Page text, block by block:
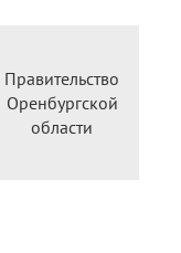
Правительство
Оренбургской
области